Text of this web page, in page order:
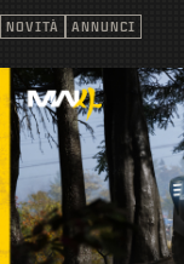
NOVITÀ ANNUNCI